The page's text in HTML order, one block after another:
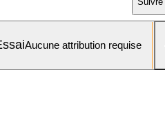
Aucune attribution requise